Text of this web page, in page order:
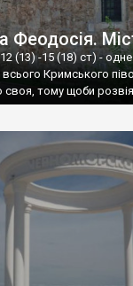
Феодосія.
(13) -15 (18) ст) - одне
Кримського
тому щоби
це